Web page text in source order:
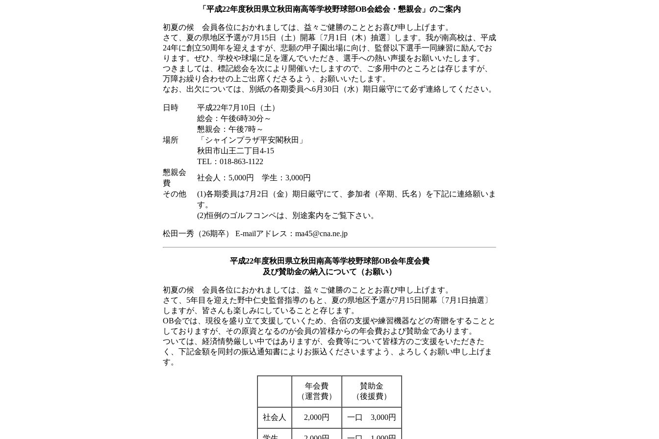
「平成22年度秋田県立秋田南高等学校野球部OB会総会・懇親会」のご案内
初夏の候 会員各位におかれましては、益々ご健勝のこととお喜び申し上げます。
さて、夏の県地区予選が7月15日（土）開幕〔7月1日（木）抽選〕します。我が南高校は、平成
24年に創立50周年を迎えますが、悲願の甲子園出場に向け、監督以下選手一同練習に励んでお
ります。ぜひ、学校や球場に足を運んでいただき、選手への熱い声援をお願いいたします。
つきましては、標記総会を次により開催いたしますので、ご多用中のところとは存じますが、
万障お繰り合わせの上ご出席くださるよう、お願いいたします。
なお、出欠については、別紙の各期委員へ6月30日（水）期日厳守にて必ず連絡してください。
日時
平成22年7月10日（土）
総会：午後6時30分～
懇親会：午後7時～
場所
「シャインプラザ平安閣秋田」
秋田市山王二丁目4-15
TEL：018-863-1122
懇親会
費
社会人：5,000円 学生：3,000円
その他
(1)各期委員は7月2日（金）期日厳守にて、参加者（卒期、氏名）を下記に連絡願いま
す。
(2)恒例のゴルフコンペは、別途案内をご覧下さい。
松田一秀（26期卒） E-mailアドレス：ma45@cna.ne.jp
平成22年度秋田県立秋田南高等学校野球部OB会年度会費
及び賛助金の納入について（お願い）
初夏の候 会員各位におかれましては、益々ご健勝のこととお喜び申し上げます。
さて、5年目を迎えた野中仁史監督指導のもと、夏の県地区予選が7月15日開幕〔7月1日抽選〕
しますが、皆さんも楽しみにしていることと存じます。
OB会では、現役を盛り立て支援していくため、合宿の支援や練習機器などの寄贈をすることと
しておりますが、その原資となるのが会員の皆様からの年会費および賛助金であります。
ついては、経済情勢厳しい中ではありますが、会費等について皆様方のご支援をいただきた
く、下記金額を同封の振込通知書によりお振込くださいますよう、よろしくお願い申し上げま
す。
年会費
（運営費）
賛助金
（後援費）
社会人 2,000円 一口 3,000円